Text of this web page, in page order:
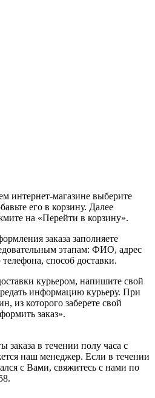
интернет-магазине выберите
его в корзину. Далее
на «Перейти в корзину».
заказа заполняете
этапам: ФИО, адрес
способ доставки.
курьером, напишите свой
информацию курьеру. При
из которого заберете свой
заказ».
заказа в течении полу часа с
наш менеджер. Если в течении
с Вами, свяжитесь с нами по